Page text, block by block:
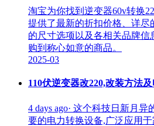
淘宝为你找到逆变器60v转换
提供了最新的折扣价格、详尽
的尺寸选项以及各相关品牌
购到称心如意的商品。
2025-03
110伏逆变器改220,改装方法
4 days ago· 这个科技日新月
要的电力转换设备,广泛应用于